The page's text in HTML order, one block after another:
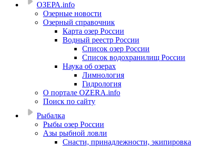
ОЗЕРА.info
Озерные новости
Озерный справочник
Карта озер России
Водный реестр России
Список озер России
Список водохранилищ России
Наука об озерах
Лимнология
Гидрология
О портале OZERA.info
Поиск по сайту
Рыбалка
Рыбы озер России
Азы рыбной ловли
Снасти, принадлежности, экипировка